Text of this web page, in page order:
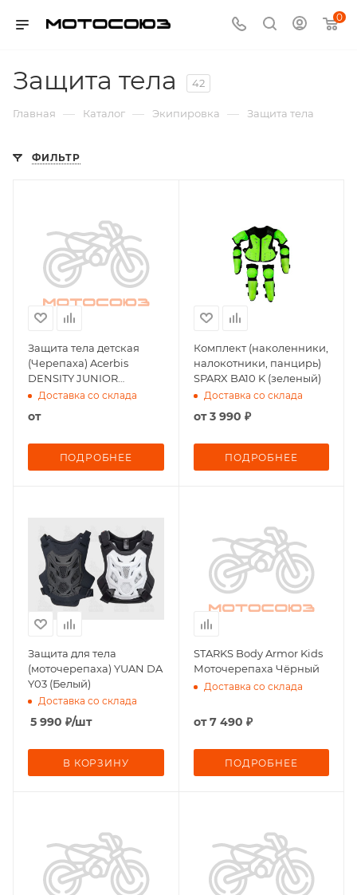
0
Защита тела 42
Главная — Каталог — Экипировка — Защита тела
ФИЛЬТР
Защита тела детская
(Черепаха) Acerbis
DENSITY JUNIOR
Black/Yellow
Доставка со склада
от
ПОДРОБНЕЕ
Комплект (наколенники,
налокотники, панцирь)
SPARX BA10 K (зеленый)
Доставка со склада
от3 990 ₽
ПОДРОБНЕЕ
Защита для тела
(моточерепаха) YUAN DA
Y03 (Белый)
Доставка со склада
5 990 ₽/шт
В КОРЗИНУ
STARKS Body Armor Kids
Моточерепаха Чёрный
Доставка со склада
от7 490 ₽
ПОДРОБНЕЕ